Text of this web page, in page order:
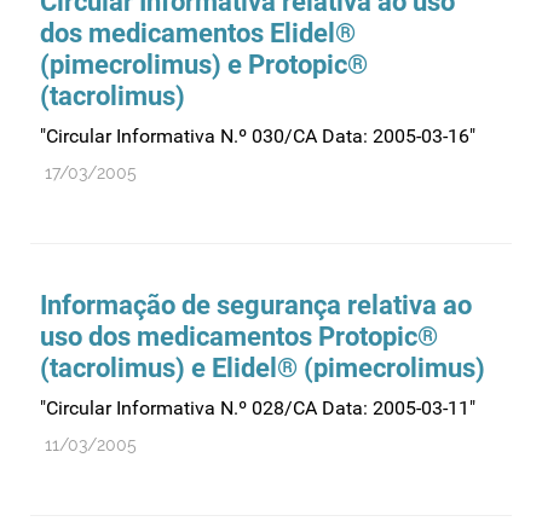
dos medicamentos Elidel®
(pimecrolimus) e Protopic®
(tacrolimus)
"Circular Informativa N.º 030/CA Data: 2005-03-16"
17/03/2005
Informação de segurança relativa ao
uso dos medicamentos Protopic®
(tacrolimus) e Elidel® (pimecrolimus)
"Circular Informativa N.º 028/CA Data: 2005-03-11"
11/03/2005